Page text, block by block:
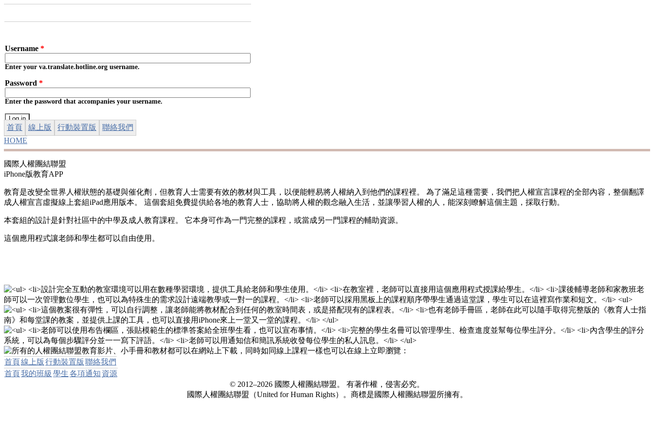
Username *
Enter your va.translate.hotline.org username.
Password *
Enter the password that accompanies your username.
首頁 線上版 行動裝置版 聯絡我們
YOU ARE HERE
HOME
國際人權團結聯盟
iPhone版教育APP
教育是改變全世界人權狀態的基礎與催化劑，但教育人士需要有效的教材與工具，以便能輕易將人權納入到他們的課程裡。 為了滿足這種需要，我們把人權宣言課程的全部內容，整個翻譯
成人權宣言虛擬線上套組iPad應用版本。 這個套組免費提供給各地的教育人士，協助將人權的觀念融入生活，並讓學習人權的人，能深刻瞭解這個主題，採取行動。
本套組的設計是針對社區中的中學及成人教育課程。 它本身可作為一門完整的課程，或當成另一門課程的輔助資源。
這個應用程式讓老師和學生都可以自由使用。
首頁線上版 行動裝置版 聯絡我們
首頁我的班級 學生各項通知 資源
© 2012–2026 國際人權團結聯盟。 有著作權，侵害必究。
國際人權團結聯盟（United for Human Rights）。商標是國際人權團結聯盟所擁有。